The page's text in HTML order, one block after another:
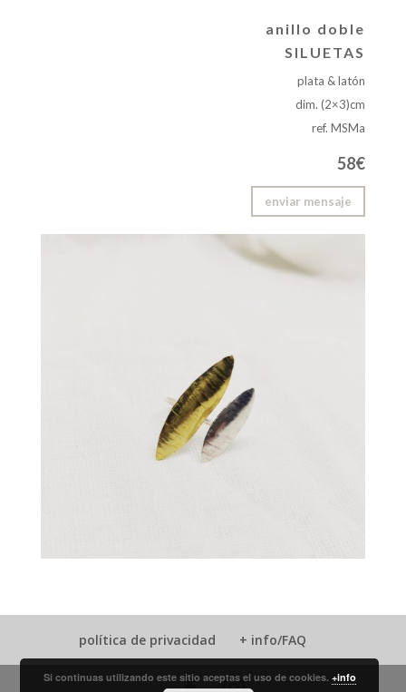
anillo doble
SILUETAS
plata & latón
dim. (2×3)cm
ref. MSMa
58€
enviar mensaje
política de privacidad + info/FAQ
Si continuas utilizando este sitio aceptas el uso de cookies. +info